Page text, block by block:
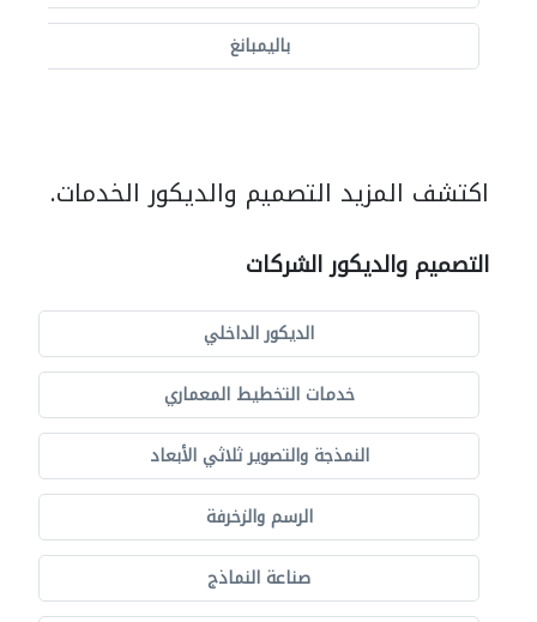
باليمبانغ
اكتشف المزيد التصميم والديكور الخدمات.
التصميم والديكور الشركات
الديكور الداخلي
خدمات التخطيط المعماري
النمذجة والتصوير ثلاثي الأبعاد
الرسم والزخرفة
صناعة النماذج